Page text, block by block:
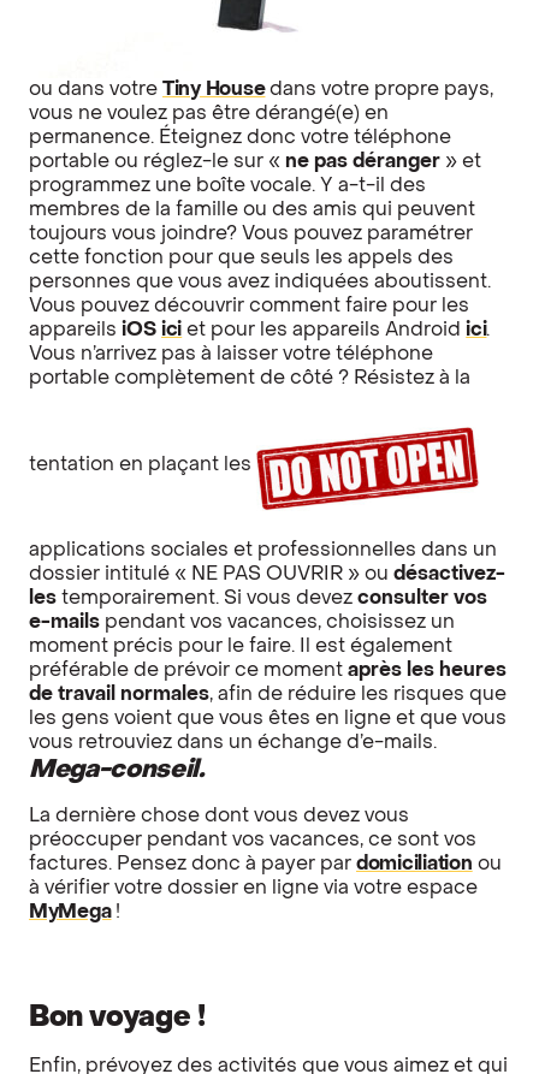
ou dans votre Tiny Housedans votre propre pays,
vous ne voulez pas être dérangé(e) en
permanence. Éteignez donc votre téléphone
portable ou réglez-le sur « ne pas déranger » et
programmez une boîte vocale. Y a-t-il des
membres de la famille ou des amis qui peuvent
toujours vous joindre? Vous pouvez paramétrer
cette fonction pour que seuls les appels des
personnes que vous avez indiquées aboutissent.
Vous pouvez découvrir comment faire pour les
appareils iOS ici et pour les appareils Android ici.
Vous n’arrivez pas à laisser votre téléphone
portable complètement de côté ? Résistez à la
tentation en plaçant les
applications sociales et professionnelles dans un
dossier intitulé « NE PAS OUVRIR » ou désactivez-
les temporairement. Si vous devez consulter vos
e-mails pendant vos vacances, choisissez un
moment précis pour le faire. Il est également
préférable de prévoir ce moment après les heures
de travail normales, afin de réduire les risques que
les gens voient que vous êtes en ligne et que vous
vous retrouviez dans un échange d’e-mails.
Mega-conseil.
La dernière chose dont vous devez vous
préoccuper pendant vos vacances, ce sont vos
factures. Pensez donc à payer par domiciliation ou
à vérifier votre dossier en ligne via votre espace
MyMega!
Bon voyage !
Enfin, prévoyez des activités que vous aimez et qui